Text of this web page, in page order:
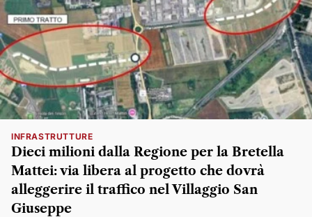
INFRASTRUTTURE
Dieci milioni dalla Regione per la Bretella
Mattei: via libera al progetto che dovrà
alleggerire il traffico nel Villaggio San
Giuseppe